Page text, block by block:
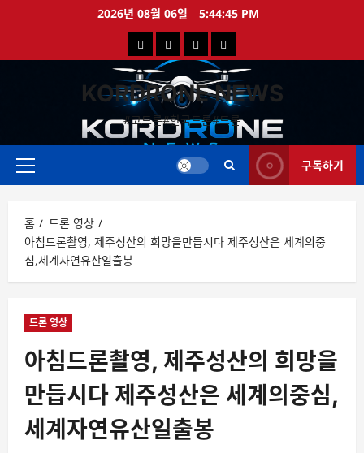
로
2026년 08월 06일 5:44:46 PM
국
내
드
론
뉴
해
외
드
론
뉴
드
영
상
드
론
특
가
KORDRONE NEWS
#코드론#한국드론#드론
주
구독하기
홈
드론 영상
아침드론촬영, 제주성산의 희망을만듭시다 제주성산은 세계의중
심,세계자연유산일출봉
드론 영상
아침드론촬영, 제주성산의 희망을
만듭시다 제주성산은 세계의중심,
세계자연유산일출봉